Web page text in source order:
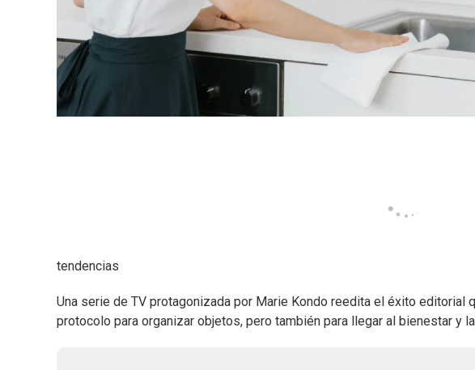
tendencias
Una serie de TV protagonizada por Marie Kondo reedita el éxito editorial
protocolo para organizar objetos, pero también para llegar al bienestar y